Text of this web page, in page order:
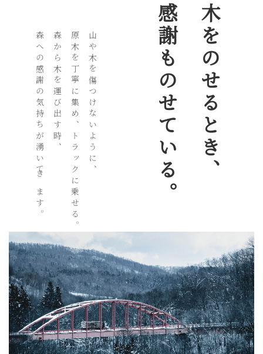
山や木を傷つけないように、
原木を丁寧に集め、トラックに乗せる。
森から木を運び出す時、
森への感謝の気持ちが湧いてきます。 木をのせるとき、
感謝ものせている。